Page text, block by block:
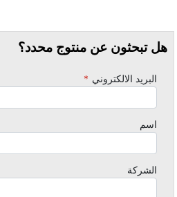
هل تبحثون عن منتوج محدد؟